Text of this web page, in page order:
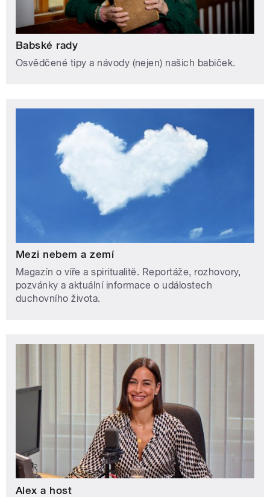
Babské rady
Osvědčené tipy a návody (nejen) našich babiček.
Mezi nebem a zemí
Magazín o víře a spiritualitě. Reportáže, rozhovory,
pozvánky a aktuální informace o událostech
duchovního života.
Alex a host